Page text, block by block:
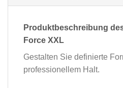
Produktbeschreibung
Force XXL
Gestalten Sie definierte
professionellem Halt.